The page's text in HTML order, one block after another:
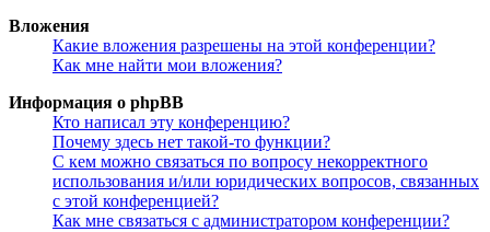
Вложения
Какие вложения разрешены на этой конференции?
Как мне найти мои вложения?
Информация о phpBB
Кто написал эту конференцию?
Почему здесь нет такой-то функции?
С кем можно связаться по вопросу некорректного
использования и/или юридических вопросов, связанных
с этой конференцией?
Как мне связаться с администратором конференции?